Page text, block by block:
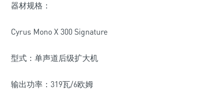
器材规格：
Cyrus Mono X 300 Signature
型式：单声道后级扩大机
输出功率：319瓦/6欧姆